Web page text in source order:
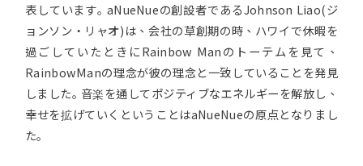
表しています｡ aNueNueの創設者であるJohnson Liao(ジ
ョンソン・リャオ)は、会社の草創期の時、ハワイで休暇を
過ごしていたときにRainbow Manのトーテムを見て、
RainbowManの理念が彼の理念と一致していることを発見
しました｡ 音楽を通してポジティブなエネルギーを解放し、
幸せを拡げていくということはaNueNueの原点となりまし
た｡